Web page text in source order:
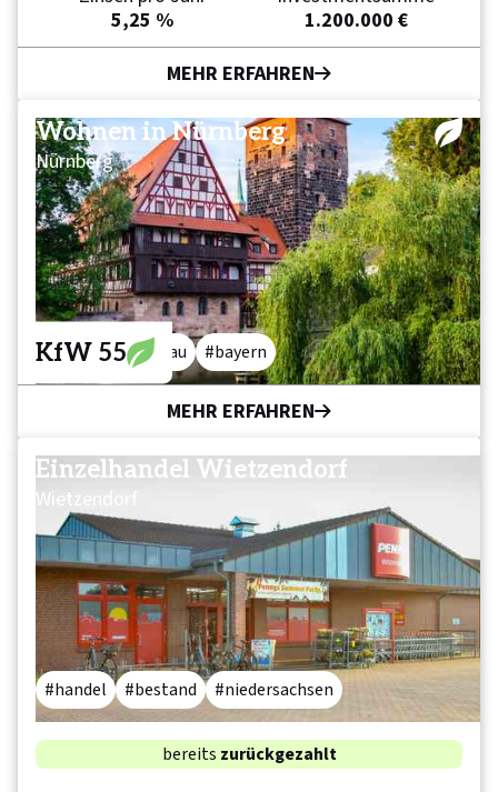
5,25 %
1.200.000 €
MEHR ERFAHREN
Wohnen in Nürnberg
Nürnberg
pflege neubau bayern
KfW 55
MEHR ERFAHREN
Einzelhandel Wietzendorf
Wietzendorf
handel bestand niedersachsen
bereits zurückgezahlt